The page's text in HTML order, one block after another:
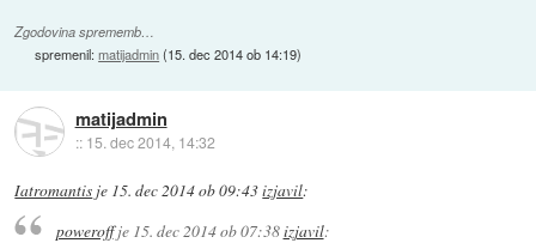
Zgodovina sprememb…
spremenil:matijadmin(15. dec 2014 ob 14:19)
matijadmin
:: 15. dec 2014, 14:32
Iatromantis je 15. dec 2014 ob 09:43izjavil:
poweroffje 15. dec 2014 ob 07:38izjavil: